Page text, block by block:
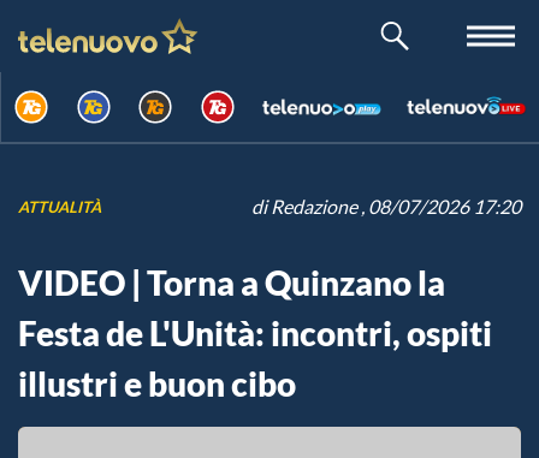
ATTUALITÀ diRedazione, 08/07/2026 17:20
VIDEO | Torna a Quinzano la
Festa de L'Unità: incontri, ospiti
illustri e buon cibo